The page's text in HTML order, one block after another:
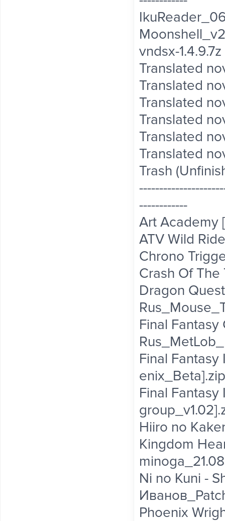
vndsx-1.4.9.7z
Translated
Translated
Translated
Translated
Translated
Translated
Trash
------------
Art Academy
ATV Wild
Chrono
Crash Of The
Dragon
Final Fantasy
Final Fantasy
enix_Beta].zip
Final Fantasy
Hiiro no
Kingdom
Ni no Kuni -
Phoenix